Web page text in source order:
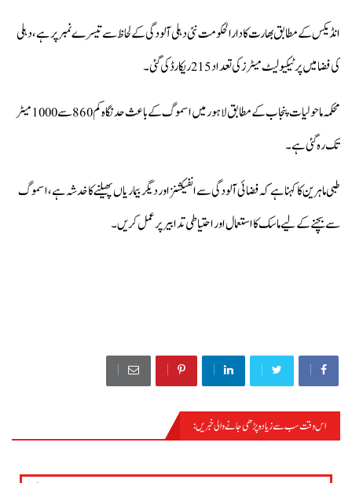
انڈیکس کے مطابق بھارت کا دارالحکومت نئی دہلی آلودگی کے لحاظ سے تیسرے نمبر پر ہے، دہلی
کی فضا میں پرٹیکیولیٹ میٹرز کی تعداد 215 ریکارڈ کی گئی۔
محکمہ ماحولیات پنجاب کے مطابق لاہور میں اسموگ کے باعث حد نگاہ کم 860 سے 1000 میٹر
تک رہ گئی ہے۔
طبی ماہرین کا کہنا ہے کہ فضائی آلودگی سے انفیکشنز اور دیگر بیماریاں پھیلنے کا خدشہ ہے، اسموگ
سے بچنے کے لیے ماسک کا استعمال اور احتیاطی تدابیر پر عمل کریں۔
اس وقت سب سے زیادہ پڑھی جانے والی خبریں :